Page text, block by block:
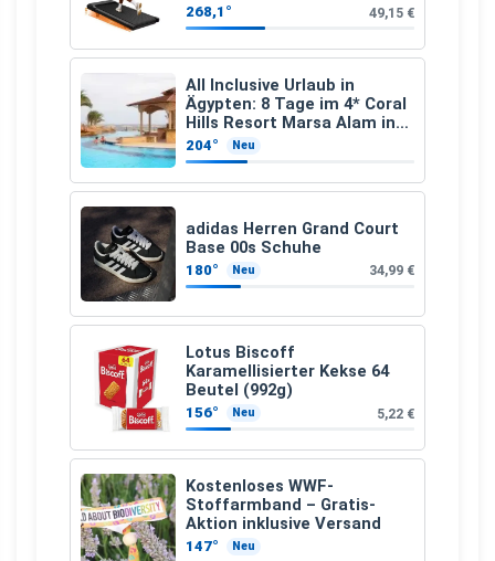
268,1° 49,15 €
All Inclusive Urlaub in
Ägypten: 8 Tage im 4* Coral
Hills Resort Marsa Alam inkl.
Flüge ab 299 € p.P.
204° Neu
adidas Herren Grand Court
Base 00s Schuhe
180° Neu 34,99 €
Lotus Biscoff
Karamellisierter Kekse 64
Beutel (992g)
156° Neu 5,22 €
Kostenloses WWF-
Stoffarmband – Gratis-
Aktion inklusive Versand
147° Neu